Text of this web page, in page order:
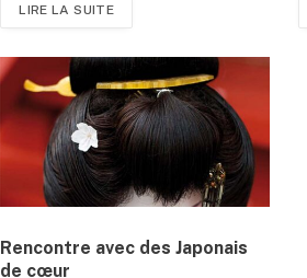
LIRE LA SUITE
Rencontre avec des Japonais
de cœur